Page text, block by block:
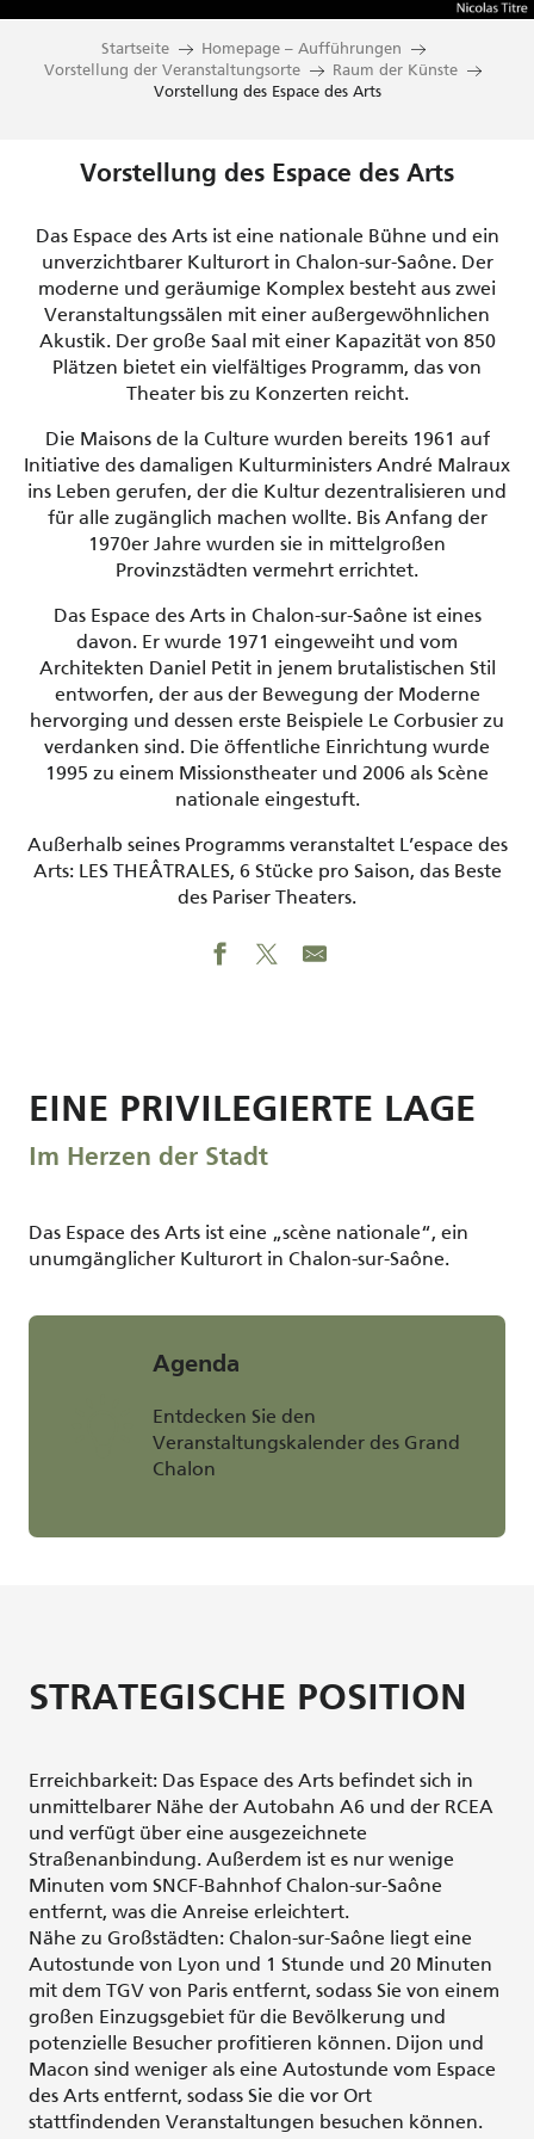
Startseite
Homepage – Aufführungen
Vorstellung der Veranstaltungsorte
Raum der Künste
Vorstellung des Espace des Arts
Vorstellung des Espace des Arts
Das Espace des Arts ist eine nationale Bühne und ein
unverzichtbarer Kulturort in Chalon-sur-Saône. Der
moderne und geräumige Komplex besteht aus zwei
Veranstaltungssälen mit einer außergewöhnlichen
Akustik. Der große Saal mit einer Kapazität von 850
Plätzen bietet ein vielfältiges Programm, das von
Theater bis zu Konzerten reicht.
Die Maisons de la Culture wurden bereits 1961 auf
Initiative des damaligen Kulturministers André Malraux
ins Leben gerufen, der die Kultur dezentralisieren und
für alle zugänglich machen wollte. Bis Anfang der
1970er Jahre wurden sie in mittelgroßen
Provinzstädten vermehrt errichtet.
Das Espace des Arts in Chalon-sur-Saône ist eines
davon. Er wurde 1971 eingeweiht und vom
Architekten Daniel Petit in jenem brutalistischen Stil
entworfen, der aus der Bewegung der Moderne
hervorging und dessen erste Beispiele Le Corbusier zu
verdanken sind. Die öffentliche Einrichtung wurde
1995 zu einem Missionstheater und 2006 als Scène
nationale eingestuft.
Außerhalb seines Programms veranstaltet L’espace des
Arts: LES THEÂTRALES, 6 Stücke pro Saison, das Beste
des Pariser Theaters.
EINE PRIVILEGIERTE LAGE
Im Herzen der Stadt
Das Espace des Arts ist eine „scène nationale“, ein
unumgänglicher Kulturort in Chalon-sur-Saône.
Agenda
Entdecken Sie den
Veranstaltungskalender des Grand
Chalon
STRATEGISCHE POSITION
Erreichbarkeit: Das Espace des Arts befindet sich in
unmittelbarer Nähe der Autobahn A6 und der RCEA
und verfügt über eine ausgezeichnete
Straßenanbindung. Außerdem ist es nur wenige
Minuten vom SNCF-Bahnhof Chalon-sur-Saône
entfernt, was die Anreise erleichtert.
Nähe zu Großstädten: Chalon-sur-Saône liegt eine
Autostunde von Lyon und 1 Stunde und 20 Minuten
mit dem TGV von Paris entfernt, sodass Sie von einem
großen Einzugsgebiet für die Bevölkerung und
potenzielle Besucher profitieren können. Dijon und
Macon sind weniger als eine Autostunde vom Espace
des Arts entfernt, sodass Sie die vor Ort
stattfindenden Veranstaltungen besuchen können.